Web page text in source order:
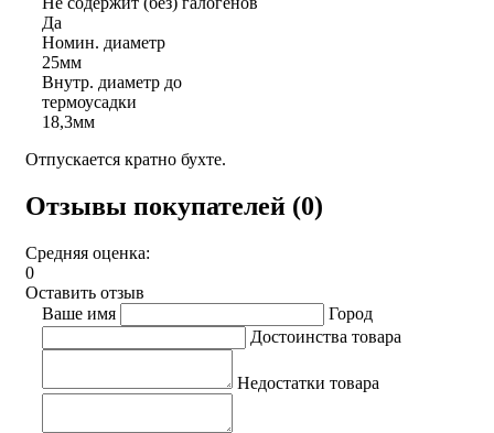
Да
Номин. диаметр
25мм
Внутр. диаметр до
термоусадки
18,3мм
Отпускается кратно бухте.
Отзывы покупателей (0)
Средняя оценка:
0
Оставить отзыв
Ваше имя
Город
Достоинства товара
Недостатки товара